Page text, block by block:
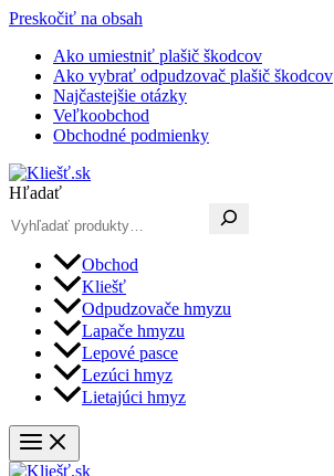
Preskočiť na obsah
Ako umiestniť plašič škodcov
Ako vybrať odpudzovač plašič škodcov
Najčastejšie otázky
Veľkoobchod
Obchodné podmienky
Hľadať
Obchod
Kliešť
Odpudzovače hmyzu
Lapače hmyzu
Lepové pasce
Lezúci hmyz
Lietajúci hmyz